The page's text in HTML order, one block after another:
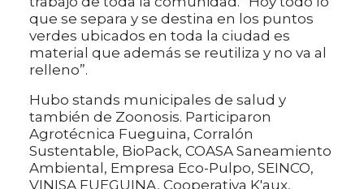
que se separa y se destina en los puntos
verdes ubicados en toda la ciudad es
material que además se reutiliza y no va al
relleno”.
Hubo stands municipales de salud y
también de Zoonosis. Participaron
Agrotécnica Fueguina, Corralón
Sustentable, BioPack, COASA Saneamiento
Ambiental, Empresa Eco-Pulpo, SEINCO,
VINISA FUEGUINA, Cooperativa K'aux,